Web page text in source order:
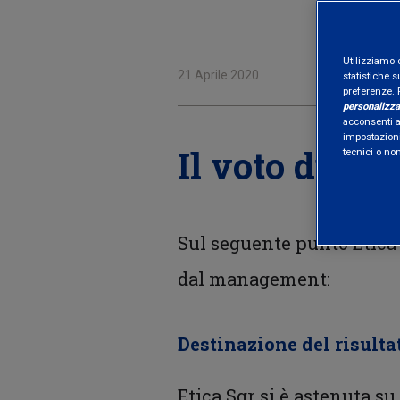
21 Aprile 2020
Il voto di
Sul seguente punto
dal management:
Destinazione del
Utilizziamo
statistiche
preferenze.
personalizza
acconsenti
tecnici o